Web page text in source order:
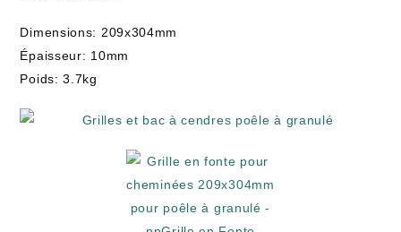
Dimensions: 209x304mm
Épaisseur: 10mm
Poids: 3.7kg